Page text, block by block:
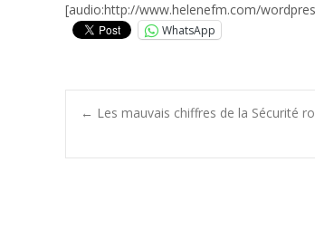
[audio:http://www.helenefm.com/
WhatsApp
Post
← Les mauvais chiffres de la Sécurité